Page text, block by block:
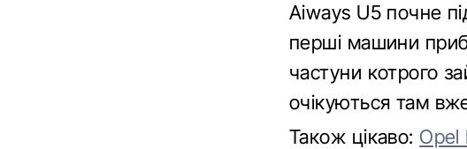
Aiways U5 почне
перші машини
частуни котрого
очікуються там
Також цікаво:Opel